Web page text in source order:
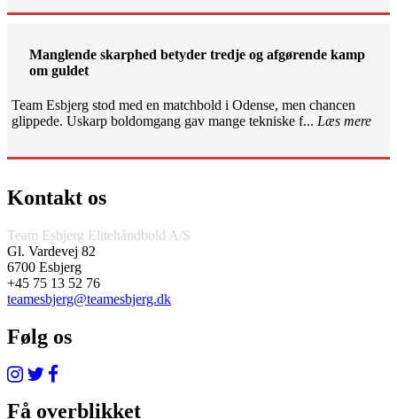
Manglende skarphed betyder tredje og afgørende kamp
om guldet
Team Esbjerg stod med en matchbold i Odense, men chancen
glippede. Uskarp boldomgang gav mange tekniske f... Læs mere
Kontakt os
Team Esbjerg Elitehåndbold A/S
Gl. Vardevej 82
6700 Esbjerg
+45 75 13 52 76
teamesbjerg@teamesbjerg.dk
Følg os
Få overblikket